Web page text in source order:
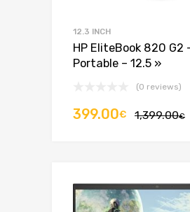
12.3 INCH
HP EliteBook 820 G2
Portable – 12.5 »
(0 reviews)
1,399.00€
399.00€